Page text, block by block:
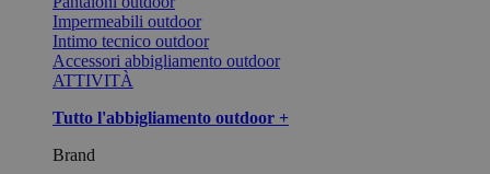
Impermeabili outdoor
Intimo tecnico outdoor
Accessori abbigliamento outdoor
ATTIVITÀ
Tutto l'abbigliamento outdoor +
Brand